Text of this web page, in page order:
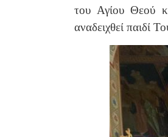
του Αγίου Θεού
αναδειχθεί παιδί